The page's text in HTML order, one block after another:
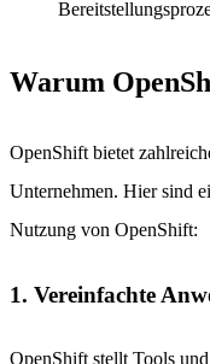
Warum
OpenShift bietet
Unternehmen. Hier sind
Nutzung von OpenShift:
1. Vereinfachte
OpenShift stellt Tools